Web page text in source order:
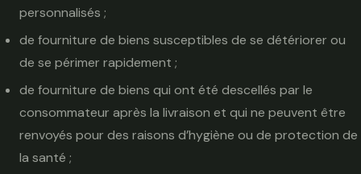
personnalisés ;
de fourniture de biens susceptibles de se détériorer ou
de se périmer rapidement ;
de fourniture de biens qui ont été descellés par le
consommateur après la livraison et qui ne peuvent être
renvoyés pour des raisons d’hygiène ou de protection de
la santé ;